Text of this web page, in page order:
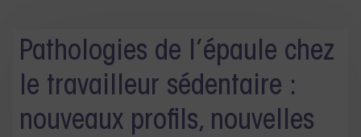
Pathologies de l’épaule chez
le travailleur sédentaire :
nouveaux profils, nouvelles